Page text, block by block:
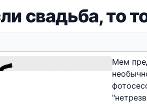
свадьба, то
Мем